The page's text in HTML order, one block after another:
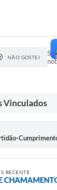
NÃO GOSTEI
Vinculados
RECENTE